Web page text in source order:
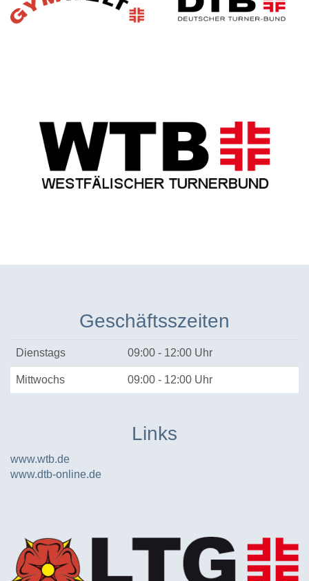
Geschäftsszeiten
Dienstags 09:00 - 12:00 Uhr
Mittwochs 09:00 - 12:00 Uhr
Links
www.wtb.de
www.dtb-online.de